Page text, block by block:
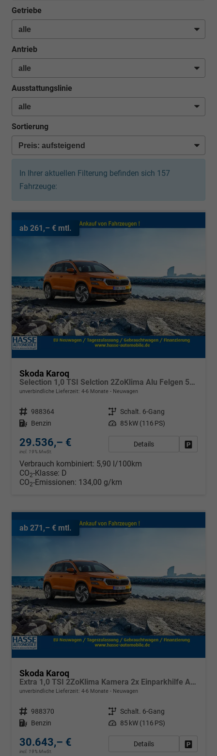
Getriebe
Antrieb
Ausstattungslinie
Sortierung
In Ihrer aktuellen Filterung befinden sich 157
Fahrzeuge:
ab 261,– € mtl.
Skoda Karoq
Selection 1,0 TSI Selction 2ZoKlima Alu Felgen 5J Garantie Sitzheizung LED Scheinwerfer Tempomat
unverbindliche Lieferzeit: 4-6 Monate Neuwagen
Fahrzeugnr. 988364 Getriebe Schalt. 6-Gang
Kraftstoff Benzin Leistung 85 kW (116 PS)
29.536,– €
incl. 19% MwSt.
Details
Verbrauch kombiniert: 5,90 l/100km
CO2-Klasse: D
CO2-Emissionen: 134,00 g/km
ab 271,– € mtl.
Skoda Karoq
Extra 1,0 TSI 2ZoKlima Kamera 2x Einparkhilfe Alu Felgen 5J Garantie Sitzheizung LED Scheinwerfer ACC
unverbindliche Lieferzeit: 4-6 Monate Neuwagen
Fahrzeugnr. 988370 Getriebe Schalt. 6-Gang
Kraftstoff Benzin Leistung 85 kW (116 PS)
30.643,– €
incl. 19% MwSt.
Details